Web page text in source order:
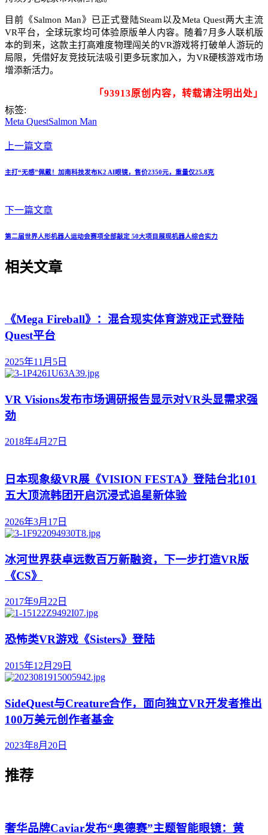
目前《Salmon Man》已正式登陆Steam以及Meta Quest两大主流
VR平台，全球玩家均可体验原版单人内容。随着7月多人联机版
本的到来，这款主打高难度物理闯关的VR游戏将打破单人游玩的
局限，凭借好友竞技玩法吸引更多玩家加入，为VR硬核游戏市场
增添新活力。
「93913原创内容，转载请注明出处」
标签:
Meta QuestSalmon Man
上一篇文章
主打“无感”佩戴！加南科技发布K2 AI眼镜，售价2350元，重量仅25.8克
下一篇文章
第二届世界人形机器人运动会赛项全部敲定 50大项目展现机器人综合实力
相关文章
《Mega Fireball》：混合现实体育游戏正式登陆
Quest平台
2025年11月5日
VR Visions发布市场调研报告显示对VR头显需求强
劲
2018年4月27日
日本现象级VR展《VISION FESTA》登陆台北101
五大顶流韩团开启沉浸式追星新体验
2026年3月17日
冰河世界获卓远数百万新融资，下一步打造VR版
《CS》
2017年9月22日
恐怖类VR游戏《Sisters》登陆
2015年12月29日
SideQuest与Creature合作，面向独立VR开发者推出
100万美元创作者基金
2023年8月20日
推荐
奢华品牌Caviar发布“奥德赛”主题智能眼镜：黄